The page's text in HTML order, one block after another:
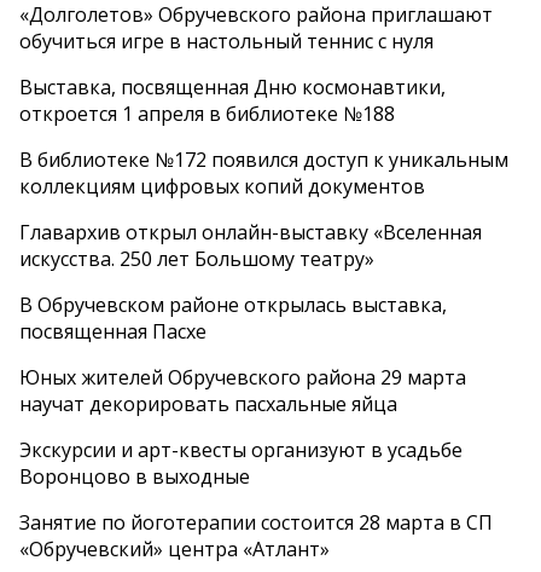
«Долголетов» Обручевского района приглашают
обучиться игре в настольный теннис с нуля
Выставка, посвященная Дню космонавтики,
откроется 1 апреля в библиотеке №188
В библиотеке №172 появился доступ к уникальным
коллекциям цифровых копий документов
Главархив открыл онлайн-выставку «Вселенная
искусства. 250 лет Большому театру»
В Обручевском районе открылась выставка,
посвященная Пасхе
Юных жителей Обручевского района 29 марта
научат декорировать пасхальные яйца
Экскурсии и арт-квесты организуют в усадьбе
Воронцово в выходные
Занятие по йоготерапии состоится 28 марта в СП
«Обручевский» центра «Атлант»